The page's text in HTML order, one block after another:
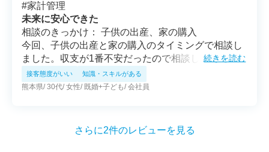
#家計管理
未来に安心できた
相談のきっかけ： 子供の出産、家の購入
今回、子供の出産と家の購入のタイミングで相談し
ました。収支が1番不安だったので相談したとこ
ろ、ライフプランシミュレーションをして頂き、人
生においてのお金の動きを知ることができ、不安を
続きを読む
接客態度がいい 知識・スキルがある
熊本県 30代 女性 既婚+子ども 会社員
さらに2件のレビューを見る